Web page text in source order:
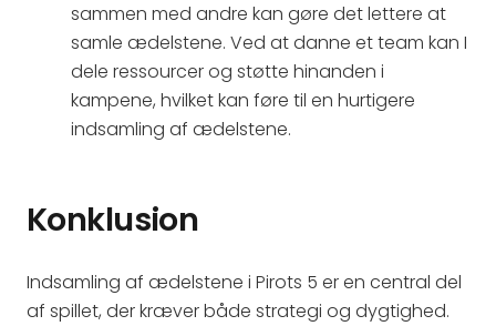
sammen med andre kan gøre det lettere at
samle ædelstene. Ved at danne et team kan I
dele ressourcer og støtte hinanden i
kampene, hvilket kan føre til en hurtigere
indsamling af ædelstene.
Konklusion
Indsamling af ædelstene i Pirots 5 er en central del
af spillet, der kræver både strategi og dygtighed.